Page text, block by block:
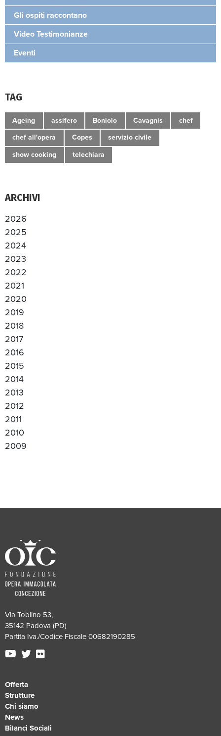
Gli ospiti raccontano
Video Testimonianze
Eventi
TAG
Ageing assifero Boniolo Cavagnis chef
chef all'opera Copes servizio civile
show cooking telechiara
ARCHIVI
2026
2025
2024
2023
2022
2021
2020
2019
2018
2017
2016
2015
2014
2013
2012
2011
2010
2009
Via Toblino 53,
35142 Padova (PD)
Partita Iva./Codice Fiscale 00682190285
Offerta
Strutture
Chi siamo
News
Bilanci Sociali